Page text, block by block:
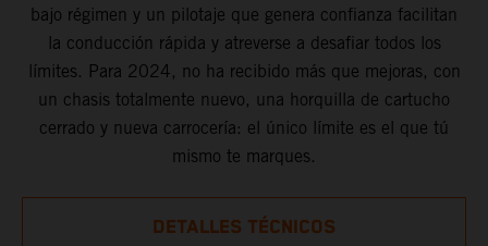
bajo régimen y un pilotaje que genera confianza facilitan
la conducción rápida y atreverse a desafiar todos los
límites. Para 2024, no ha recibido más que mejoras, con
un chasis totalmente nuevo, una horquilla de cartucho
cerrado y nueva carrocería: el único límite es el que tú
mismo te marques.
DETALLES TÉCNICOS